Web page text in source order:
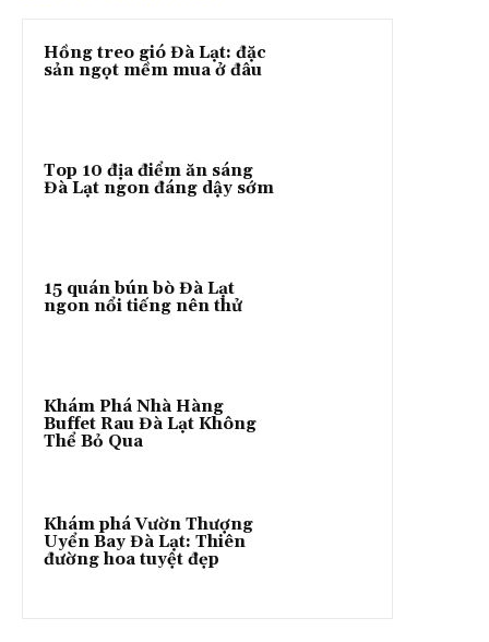
Hồng treo gió Đà Lạt: đặc
sản ngọt mềm mua ở đâu
Top 10 địa điểm ăn sáng
Đà Lạt ngon đáng dậy sớm
15 quán bún bò Đà Lạt
ngon nổi tiếng nên thử
Khám Phá Nhà Hàng
Buffet Rau Đà Lạt Không
Thể Bỏ Qua
Khám phá Vườn Thượng
Uyển Bay Đà Lạt: Thiên
đường hoa tuyệt đẹp